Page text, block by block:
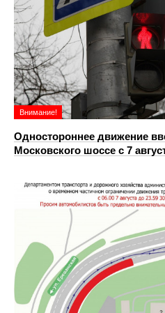
Внимание!
Одностороннее движение
Московского шоссе с 7